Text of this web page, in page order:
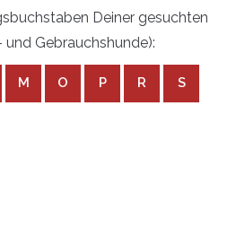
Deiner gesuchten
Gebrauchshunde):
M O P R S